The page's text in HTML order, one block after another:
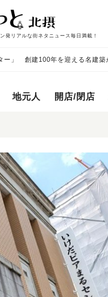
発リアルな街ネタニュース毎日満載！
ー」 創建100年を迎える名建築
地元人 開店/閉店